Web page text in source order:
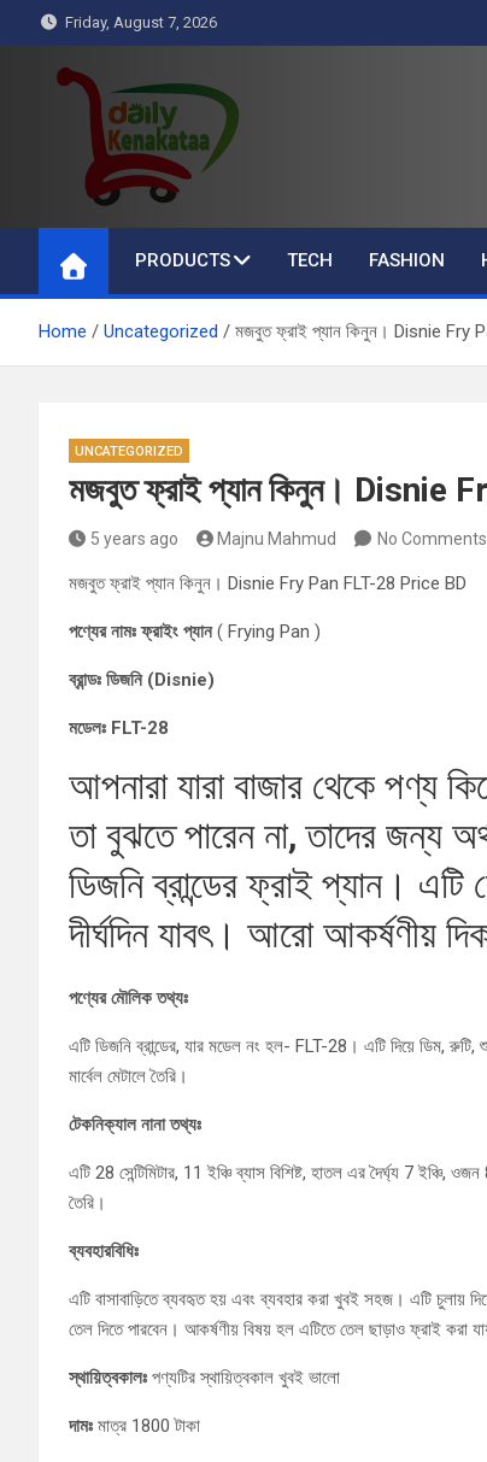
to
content
Friday, August 7, 2026
Daily Kenakataa
Essential Product Videos
PRODUCTS
TECH FASHION
Home Uncategorized মজবুত ফ্রাই প্যান কিনুন। Disnie Fry
UNCATEGORIZED
মজবুত ফ্রাই প্যান কিনুন।
5 years ago Majnu Mahmud No Comments
মজবুত ফ্রাই প্যান কিনুন। Disnie Fry Pan FLT-28 Price BD
পণ্যের নামঃ ফ্রাইং প্যান( Frying Pan )
ব্রান্ডঃ ডিজনি (Disnie)
মডেলঃ FLT-28
আপনারা যারা বাজার থেকে পণ্য
তা বুঝতে পারেন না, তাদের জন্য
ডিজনি ব্রান্ডের ফ্রাই প্যান।
দীর্ঘদিন যাবৎ। আরো আকর্ষণীয়
পণ্যের মৌলিক তথ্যঃ
এটি ডিজনি ব্রান্ডের, যার মডেল নং হল- FLT-28। এটি দিয়ে ডিম,
মার্বেল মেটালে তৈরি।
টেকনিক্যাল নানা তথ্যঃ
এটি 28 সেন্টিমিটার, 11 ইঞ্চি ব্যাস বিশিষ্ট, হাতল এর দৈর্ঘ্য 7 ইঞ্চি,
তৈরি।
ব্যবহারবিধিঃ
এটি বাসাবাড়িতে ব্যবহৃত হয় এবং ব্যবহার করা খুবই সহজ। এটি চুলায়
তেল দিতে পারবেন। আকর্ষণীয় বিষয় হল এটিতে তেল ছাড়াও ফ্রাই করা
স্থায়িত্বকালঃ পণ্যটির স্থায়িত্বকাল খুবই ভালো
দামঃ মাত্র 1800 টাকা